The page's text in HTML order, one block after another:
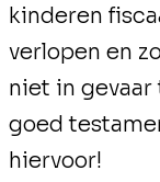
kinderen
verlopen en
niet in gevaar
goed
hiervoor!